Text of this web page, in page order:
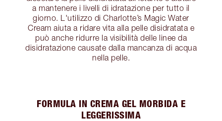
a mantenere i livelli di idratazione per tutto il
giorno. L'utilizzo di Charlotte’s Magic Water
Cream aiuta a ridare vita alla pelle disidratata e
può anche ridurre la visibilità delle linee da
disidratazione causate dalla mancanza di acqua
nella pelle.
FORMULA IN CREMA GEL MORBIDA E
LEGGERISSIMA